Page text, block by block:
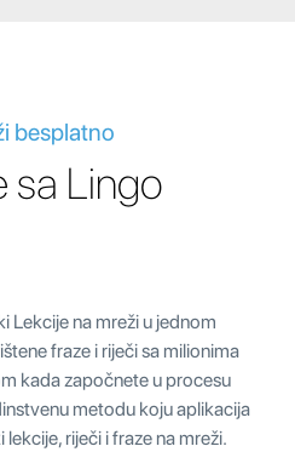
besplatno
sa Lingo
Lekcije na mreži u jednom
fraze i riječi sa milionima
kada započnete u procesu
metodu koju aplikacija
riječi i fraze na mreži.